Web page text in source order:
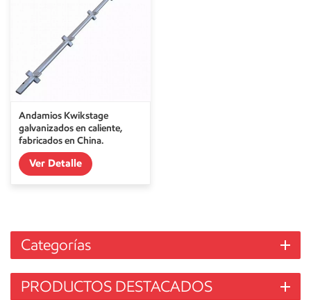
Andamios Kwikstage
galvanizados en caliente,
fabricados en China.
Ver Detalle
Categorías
PRODUCTOS DESTACADOS